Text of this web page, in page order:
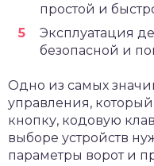
простой и
Эксплуатация
безопасной и
Одно из самых
управления,
кнопку, кодовую
выборе устройств
параметры ворот и